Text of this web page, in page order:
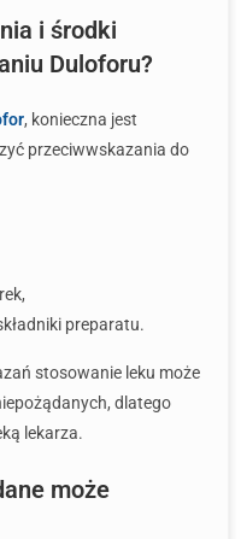
i środki
Duloforu?
, konieczna jest
przeciwwskazania do
preparatu.
stosowanie leku może
dlatego
lekarza.
może